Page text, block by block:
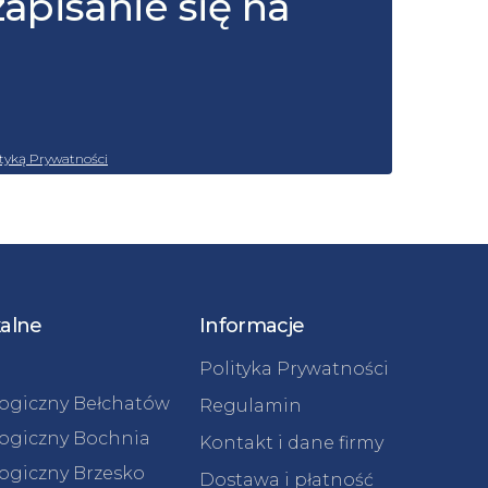
Prywatności
Bełchatów
Bochnia
Brzesko
Informacje
Polityka Prywatności
Regulamin
Kontakt i dane firmy
Dostawa i płatność